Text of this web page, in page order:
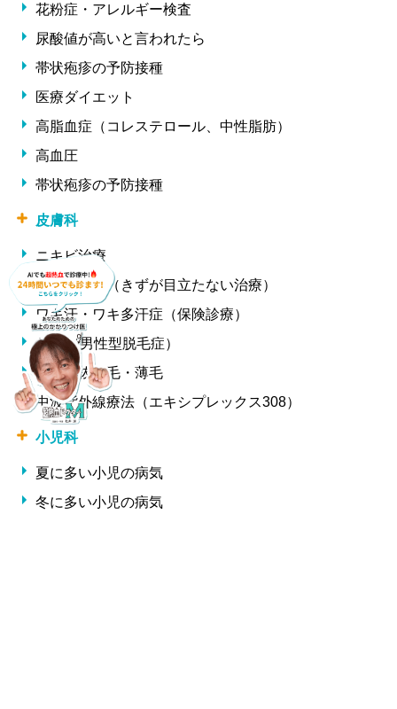
花粉症・アレルギー検査
尿酸値が高いと言われたら
帯状疱疹の予防接種
医療ダイエット
高脂血症（コレステロール、中性脂肪）
高血圧
帯状疱疹の予防接種
皮膚科
ニキビ治療
ほくろ除去（きずが目立たない治療）
ワキ汗・ワキ多汗症（保険診療）
AGA（男性型脱毛症）
女性の抜け毛・薄毛
中波紫外線療法（エキシプレックス308）
小児科
夏に多い小児の病気
冬に多い小児の病気